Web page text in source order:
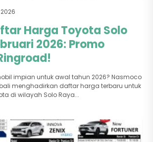
Harga Toyota Solo
2026: Promo
impian untuk awal tahun 2026? Nasmoco
menghadirkan daftar harga terbaru untuk
di wilayah Solo Raya...